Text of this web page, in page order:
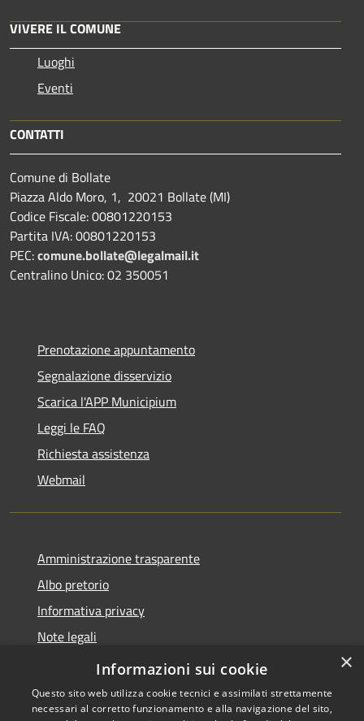
VIVERE IL COMUNE
Luoghi
Eventi
CONTATTI
Comune di Bollate
Piazza Aldo Moro, 1, 20021 Bollate (MI)
Codice Fiscale: 00801220153
Partita IVA: 00801220153
PEC:comune.bollate@legalmail.it
Centralino Unico: 02 350051
Prenotazione appuntamento
Segnalazione disservizio
Scarica l'APP Municipium
Leggi le FAQ
Richiesta assistenza
Webmail
Amministrazione trasparente
Albo pretorio
Informativa privacy
Note legali
Dichiarazione di accessibilità
×
Informazioni sui cookie
Questo sito web utilizza cookie tecnici e assimilati strettamente
necessari al corretto funzionamento e alla navigazione del sito,